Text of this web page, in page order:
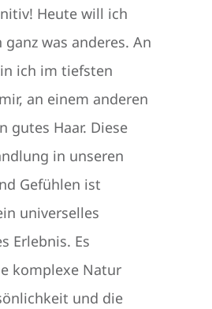
Heute will ich
was anderes. An
ich im tiefsten
an einem anderen
gutes Haar. Diese
in unseren
Gefühlen ist
universelles
Erlebnis. Es
komplexe Natur
und die